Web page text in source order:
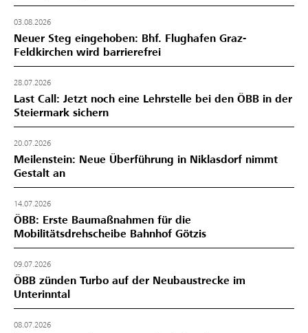
03.08.2026
Neuer Steg eingehoben: Bhf. Flughafen Graz-
Feldkirchen wird barrierefrei
28.07.2026
Last Call: Jetzt noch eine Lehrstelle bei den ÖBB in der
Steiermark sichern
20.07.2026
Meilenstein: Neue Überführung in Niklasdorf nimmt
Gestalt an
14.07.2026
ÖBB: Erste Baumaßnahmen für die
Mobilitätsdrehscheibe Bahnhof Götzis
09.07.2026
ÖBB zünden Turbo auf der Neubaustrecke im
Unterinntal
08.07.2026